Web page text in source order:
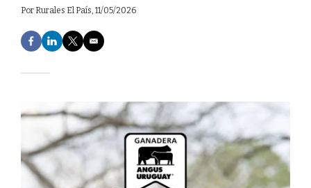
Por Rurales El País, 11/05/2026
F
a
e
o
L
i
d
I
n
T
w
e
r
E
m